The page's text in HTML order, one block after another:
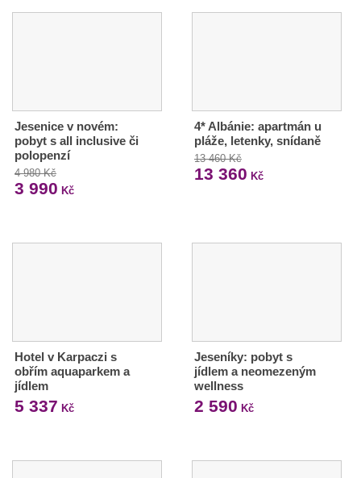
Jesenice v novém:
pobyt s all inclusive či
polopenzí
4 980 Kč
3 990 Kč
4* Albánie: apartmán u
pláže, letenky, snídaně
13 460 Kč
13 360 Kč
Hotel v Karpaczi s
obřím aquaparkem a
jídlem
5 337 Kč
Jeseníky: pobyt s
jídlem a neomezeným
wellness
2 590 Kč